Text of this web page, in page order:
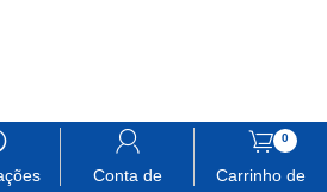
󰃳
Conta de
0
󰃦
Carrinho de